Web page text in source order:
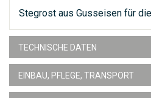
Stegrost aus Gusseisen für
TECHNISCHE DATEN
EINBAU, PFLEGE, TRANSPORT